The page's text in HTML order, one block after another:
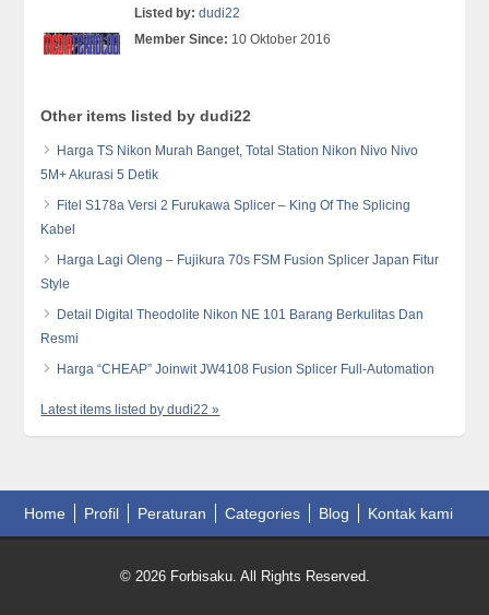
Listed by: dudi22
Member Since: 10 Oktober 2016
Other items listed by dudi22
Harga TS Nikon Murah Banget, Total Station Nikon Nivo Nivo
5M+ Akurasi 5 Detik
Fitel S178a Versi 2 Furukawa Splicer – King Of The Splicing
Kabel
Harga Lagi Oleng – Fujikura 70s FSM Fusion Splicer Japan Fitur
Style
Detail Digital Theodolite Nikon NE 101 Barang Berkulitas Dan
Resmi
Harga “CHEAP” Joinwit JW4108 Fusion Splicer Full-Automation
Latest items listed by dudi22 »
Home Profil Peraturan Categories Blog Kontak kami
© 2026 Forbisaku. All Rights Reserved.